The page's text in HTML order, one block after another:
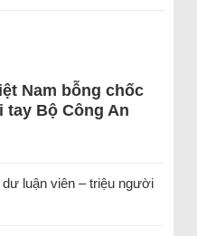
Nam bỗng chốc
Bộ Công An
luận viên – triệu người